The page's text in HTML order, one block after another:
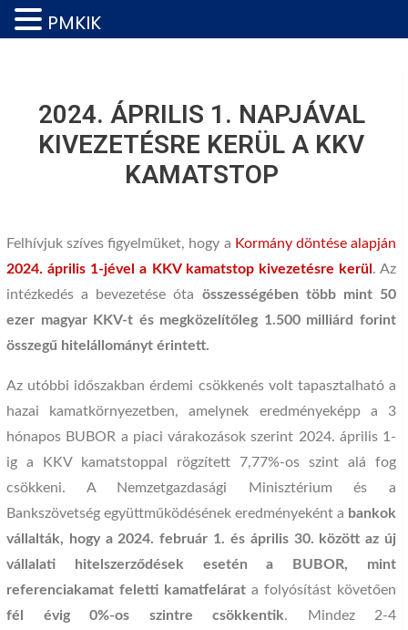
2024. ÁPRILIS 1. NAPJÁVAL
KIVEZETÉSRE KERÜL A KKV
KAMATSTOP
Felhívjuk szíves figyelmüket, hogy a Kormány döntése alapján
2024. április 1-jével a KKV kamatstop kivezetésre kerül . Az
intézkedés a bevezetése óta összességében több mint 50
ezer magyar KKV-t és megközelítőleg 1.500 milliárd forint
összegű hitelállományt érintett.
Az utóbbi időszakban érdemi csökkenés volt tapasztalható a
hazai kamatkörnyezetben, amelynek eredményeképp a 3
hónapos BUBOR a piaci várakozások szerint 2024. április 1-
ig a KKV kamatstoppal rögzített 7,77%-os szint alá fog
csökkeni. A Nemzetgazdasági Minisztérium és a
Bankszövetség együttműködésének eredményeként a bankok
vállalták, hogy a 2024. február 1. és április 30. között az új
vállalati hitelszerződések esetén a BUBOR, mint
referenciakamat feletti kamatfelárat a folyósítást követően
fél évig 0%-os szintre csökkentik. Mindez 2-4
PMKIK